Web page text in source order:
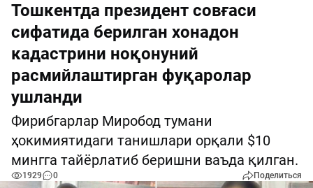
Тошкентда президент совғаси
сифатида берилган хонадон
кадастрини ноқонуний
расмийлаштирган фуқаролар
ушланди
Фирибгарлар Миробод тумани
ҳокимиятидаги танишлари орқали $10
мингга тайёрлатиб беришни ваъда қилган.
1929 0 Поделиться